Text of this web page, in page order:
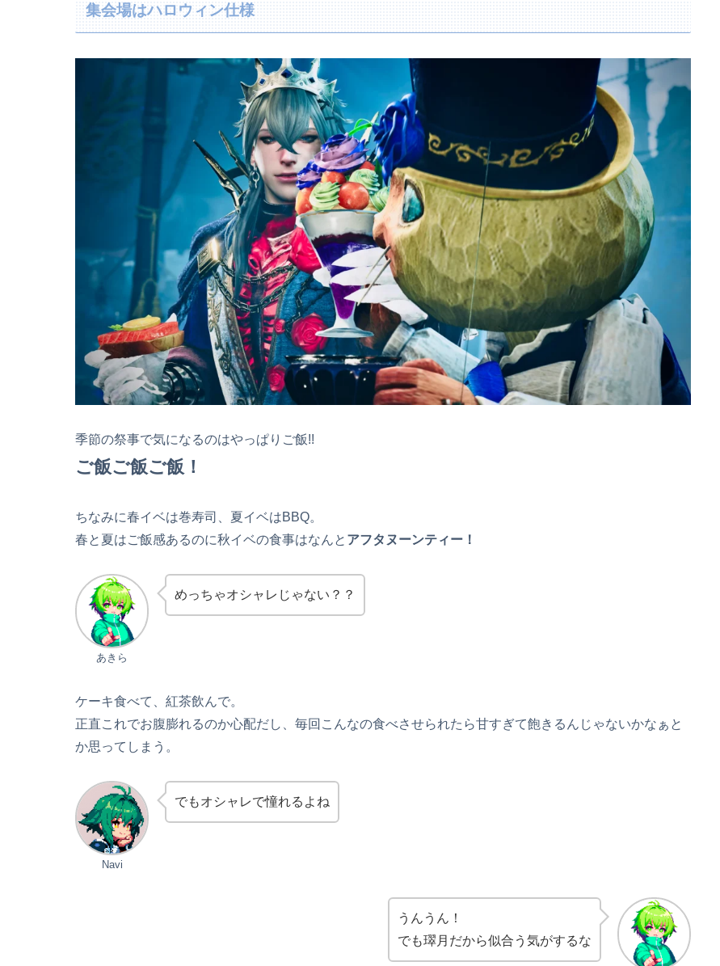
集会場はハロウィン仕様
季節の祭事で気になるのはやっぱりご飯!!
ご飯ご飯ご飯！
ちなみに春イベは巻寿司、夏イベはBBQ。
春と夏はご飯感あるのに秋イベの食事はなんと アフタヌーンティー！
あきら
めっちゃオシャレじゃない？？
ケーキ食べて、紅茶飲んで。
正直これでお腹膨れるのか心配だし、毎回こんなの食べさせられたら甘すぎて飽きるんじゃないかなぁと
か思ってしまう。
Navi
でもオシャレで憧れるよね
うんうん！
でも璻月だから似合う気がするな